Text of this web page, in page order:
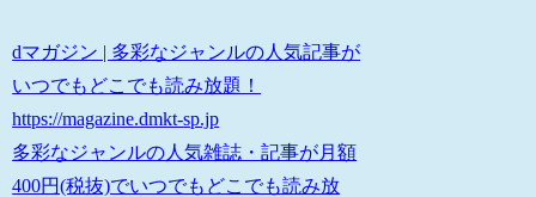
dマガジン | 多彩なジャンルの人気記事が
いつでもどこでも読み放題！
https://magazine.dmkt-sp.jp
多彩なジャンルの人気雑誌・記事が月額
400円(税抜)でいつでもどこでも読み放